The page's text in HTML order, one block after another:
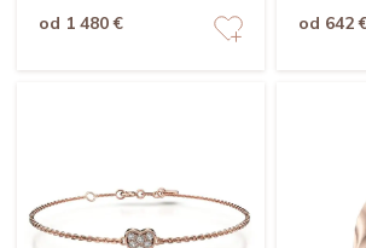
od 1 480 €
od 642